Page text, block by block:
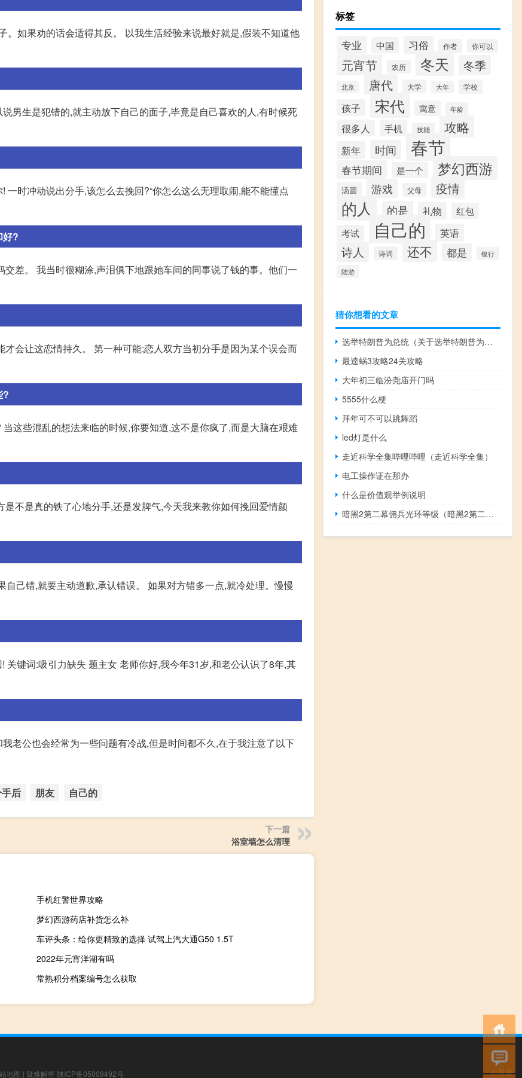
如果劝的话会适得其反。 以我生活经验来说最好就是,假装不知道他
男生是犯错的,就主动放下自己的面子,毕竟是自己喜欢的人,有时候死
时冲动说出分手,该怎么去挽回?“你怎么这么无理取闹,能不能懂点
好?
差。 我当时很糊涂,声泪俱下地跟她车间的同事说了钱的事。他们一
会让这恋情持久。 第一种可能;恋人双方当初分手是因为某个误会而
?
这些混乱的想法来临的时候,你要知道,这不是你疯了,而是大脑在艰难
不是真的铁了心地分手,还是发脾气,今天我来教你如何挽回爱情颜
己错,就要主动道歉,承认错误。 如果对方错多一点,就冷处理。慢慢
键词:吸引力缺失 题主女 老师你好,我今年31岁,和老公认识了8年,其
老公也会经常为一些问题有冷战,但是时间都不久,在于我注意了以下
后 朋友 自己的
下一篇
浴室墙怎么清理
手机红警世界攻略
梦幻西游药店补货怎么补
车评头条：给你更精致的选择 试驾上汽大通G50 1.5T
2022年元宵洋湖有吗
常熟积分档案编号怎么获取
标签
专业 中国 习俗 作者 你可以
元宵节 农历 冬天 冬季
北京 唐代 大学 大年 学校
孩子 宋代 寓意 年龄
很多人 手机 技能 攻略
新年 时间 春节
春节期间 是一个 梦幻西游
汤圆 游戏 父母 疫情
的人 的是 礼物
红包
考试
自己的 英语
诗人 诗词 还不 都是
银行
陆游
猜你想看的文章
选举特朗普为总统（关于选举特朗普为总统的介绍）
最逵蜗3攻略24关攻略
大年初三临汾尧庙开门吗
5555什么梗
拜年可不可以跳舞蹈
led灯是什么
走近科学全集哔哩哔哩（走近科学全集）
电工操作证在那办
什么是价值观举例说明
暗黑2第二幕佣兵光环等级（暗黑2第二幕佣兵光环）
地图 | 疑难解答 陕ICP备05009492号 小男孩